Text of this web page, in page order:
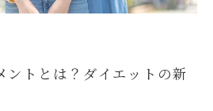
ントとは？ダイエットの新